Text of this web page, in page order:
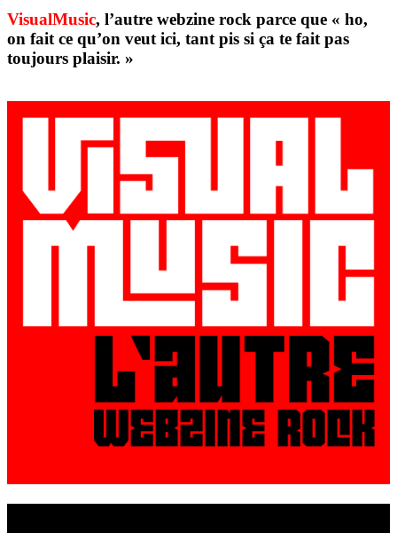
VisualMusic, l’autre webzine rock parce que « ho,
on fait ce qu’on veut ici, tant pis si ça te fait pas
toujours plaisir. »